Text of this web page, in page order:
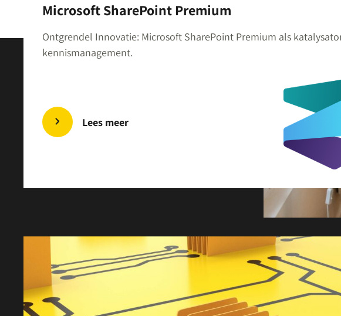
Microsoft SharePoint Premium
Ontgrendel Innovatie: Microsoft SharePoint Premium als
kennismanagement.
Lees meer